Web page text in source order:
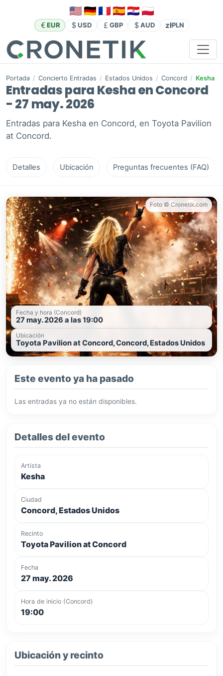
EUR USD GBP AUD złPLN
Portada / Concierto Entradas / Estados Unidos / Concord / Kesha
Entradas para Kesha en Concord
- 27 may. 2026
Entradas para Kesha en Concord, en Toyota Pavilion
at Concord.
Detalles Ubicación Preguntas frecuentes (FAQ)
Foto © Cronetik.com
Fecha y hora (Concord)
27 may. 2026 a las 19:00
Ubicación
Toyota Pavilion at Concord, Concord, Estados Unidos
Este evento ya ha pasado
Las entradas ya no están disponibles.
Detalles del evento
Artista
Kesha
Ciudad
Concord, Estados Unidos
Recinto
Toyota Pavilion at Concord
Fecha
27 may. 2026
Hora de inicio (Concord)
19:00
Ubicación y recinto